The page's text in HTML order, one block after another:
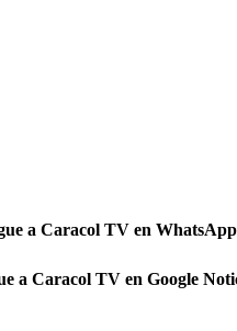
a Caracol TV en WhatsApp
a Caracol TV en Google